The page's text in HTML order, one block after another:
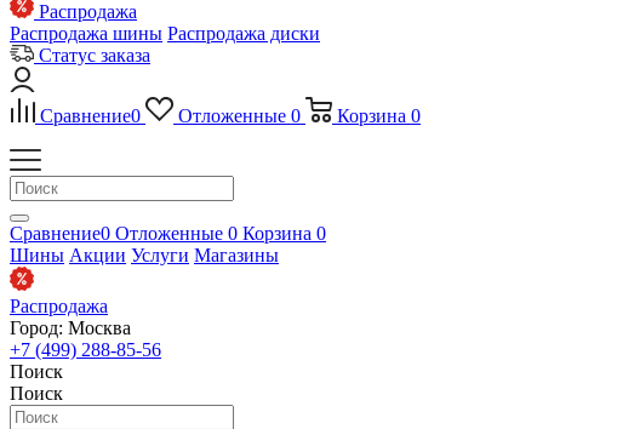
Распродажа
Распродажа шины Распродажа диски
Статус заказа
Сравнение0 Отложенные 0 Корзина 0
Сравнение0 Отложенные 0 Корзина 0
Шины Акции Услуги Магазины
Распродажа
Город: Москва
+7 (499) 288-85-56
Поиск
Поиск